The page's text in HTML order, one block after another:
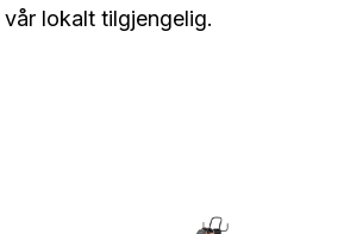
lokalt tilgjengelig.